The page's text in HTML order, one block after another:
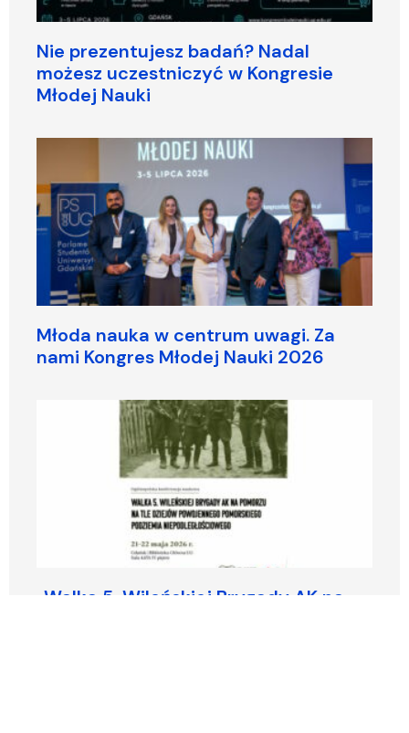
Nie prezentujesz badań? Nadal
możesz uczestniczyć w Kongresie
Młodej Nauki
Młoda nauka w centrum uwagi. Za
nami Kongres Młodej Nauki 2026
„Walka 5. Wileńskiej Brygady AK na